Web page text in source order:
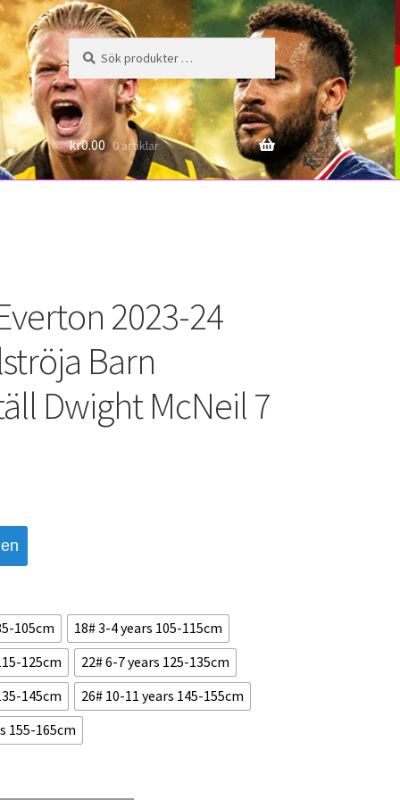
Sök
efter:
Sök
kr0.00 0 artiklar
2023-24
Barn
Dwight McNeil 7
105cm
18# 3-4 years 105-115cm
125cm
22# 6-7 years 125-135cm
145cm
26# 10-11 years 145-155cm
155-165cm